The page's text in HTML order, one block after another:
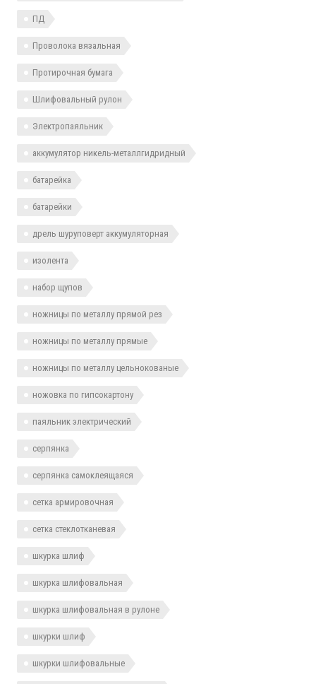
ПД
Проволока вязальная
Протирочная бумага
Шлифовальный рулон
Электропаяльник
аккумулятор никель-металлгидридный
батарейка
батарейки
дрель шуруповерт аккумуляторная
изолента
набор щупов
ножницы по металлу прямой рез
ножницы по металлу прямые
ножницы по металлу цельнокованые
ножовка по гипсокартону
паяльник электрический
серпянка
серпянка самоклеящаяся
сетка армировочная
сетка стеклотканевая
шкурка шлиф
шкурка шлифовальная
шкурка шлифовальная в рулоне
шкурки шлиф
шкурки шлифовальные